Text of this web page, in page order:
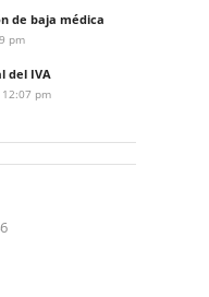
de baja médica
pm
del IVA
pm